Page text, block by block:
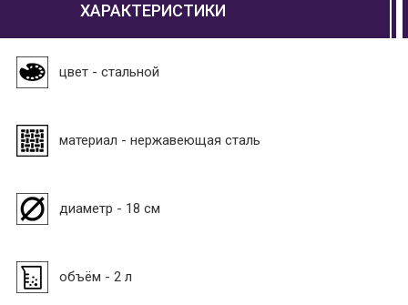
ХАРАКТЕРИСТИКИ
цвет - стальной
материал - нержавеющая сталь
диаметр - 18 см
объём - 2 л